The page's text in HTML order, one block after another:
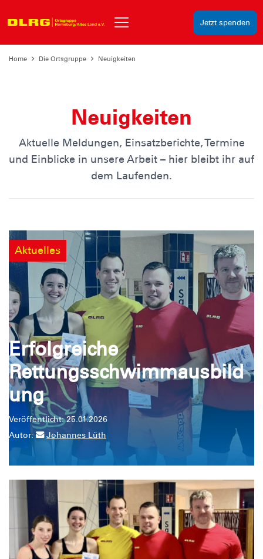
Jetzt spenden
Home Die Ortsgruppe Neuigkeiten
Neuigkeiten
Aktuelle Meldungen, Einsatzberichte, Termine
und Einblicke in unsere Arbeit – hier bleibt ihr auf
dem Laufenden.
Aktuelles
Erfolgreiche
Rettungsschwimmausbild
ung
Veröffentlicht: 25.01.2026
Autor:
Johannes Lüth